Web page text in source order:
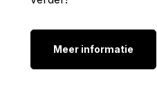
Meer informatie